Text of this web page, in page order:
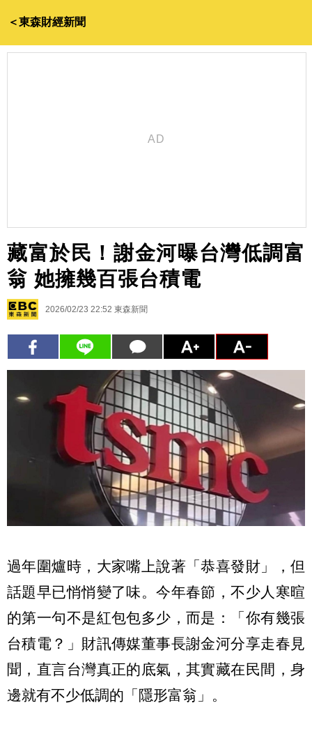
＜東森財經新聞
藏富於民！謝金河曝台灣低調富
翁 她擁幾百張台積電
2026/02/23 22:52 東森新聞
過年圍爐時，大家嘴上說著「恭喜發財」，但
話題早已悄悄變了味。今年春節，不少人寒暄
的第一句不是紅包包多少，而是：「你有幾張
台積電？」財訊傳媒董事長謝金河分享走春見
聞，直言台灣真正的底氣，其實藏在民間，身
邊就有不少低調的「隱形富翁」。